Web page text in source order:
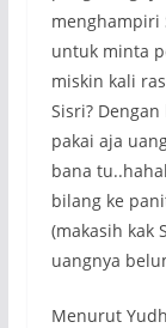
menghampiri
untuk minta
miskin kali
Sisri?
pakai aja
bana
bilang ke
(makasih kak
uangnya
Menurut